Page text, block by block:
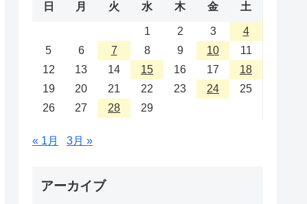
日 月 火 水 木 金 土
1 2 3
4
5
6 7 8 9 10
11
12
13 14 15 16 17
18
19
20 21 22 23 24
25
26
27 28 29
« 1月 3月 »
アーカイブ